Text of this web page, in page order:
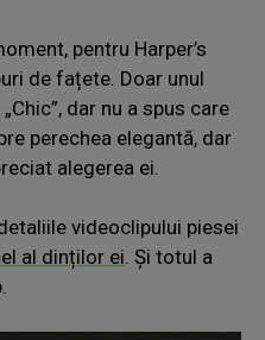
pentru Harper’s
de fațete. Doar unul
dar nu a spus care
perechea elegantă, dar
alegerea ei.
videoclipului piesei
al dinților ei. Și totul a